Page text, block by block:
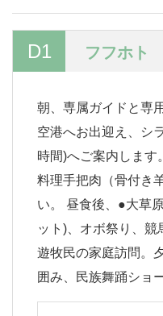
D1 フフホト
朝、専属ガイドと専
空港へお出迎え、シ
時間)へご案内します
料理手把肉（骨付き
い。 昼食後、●大草
ット)、オボ祭り、競
遊牧民の家庭訪問。
囲み、民族舞踊ショ